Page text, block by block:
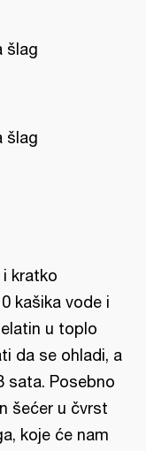
šlag
šlag
kratko
kašika vode i
u toplo
da se ohladi, a
sata. Posebno
šećer u čvrst
koje će nam